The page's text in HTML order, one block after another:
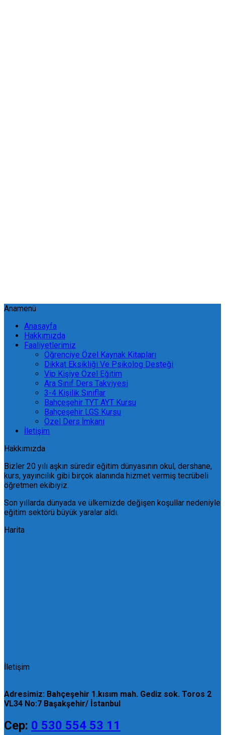
Anamenü
Anasayfa
Hakkımızda
Faaliyetlerimiz
Öğrenciye Özel Kaynak Kitapları
Dikkat Eksikliği Ve Psikolog Desteği
Vip Kişiye Özel Eğitim
Ara Sınıf Ders Takviyesi
3-4 Kişilik Sınıflar
Bahçeşehir TYT AYT Kursu
Bahçeşehir LGS Kursu
Özel Ders İmkanı
İletişim
Hakkımızda
Bizler 20 yılı aşkın süredir eğitim dünyasının okul, dershane,
kurs, yayıncılık gibi birçok alanında hizmet vermiş tecrübeli
öğretmen ekibiyiz.
Son yıllarda dünyada ve ülkemizde değişen koşullar nedeniyle
eğitim sektörü büyük yaralar aldı.
Harita
İletişim
Adresimiz: Bahçeşehir 1.kısım mah. Gediz sok. Toros 2
VL34 No:7 Başakşehir/ İstanbul
Cep: 0 530 554 53 11